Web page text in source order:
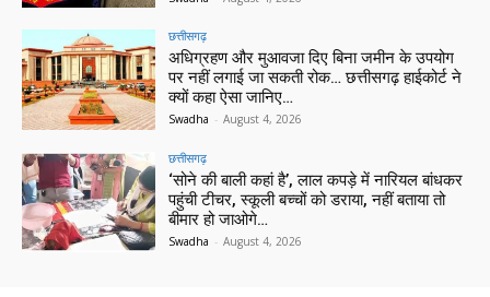
छत्तीसगढ़
अधिग्रहण और मुआवजा दिए बिना जमीन के उपयोग
पर नहीं लगाई जा सकती रोक… छत्तीसगढ़ हाईकोर्ट ने
क्यों कहा ऐसा जानिए…
Swadha - August 4, 2026
छत्तीसगढ़
‘सोने की बाली कहां है’, लाल कपड़े में नारियल बांधकर
पहुंची टीचर, स्कूली बच्चों को डराया, नहीं बताया तो
बीमार हो जाओगे…
Swadha - August 4, 2026